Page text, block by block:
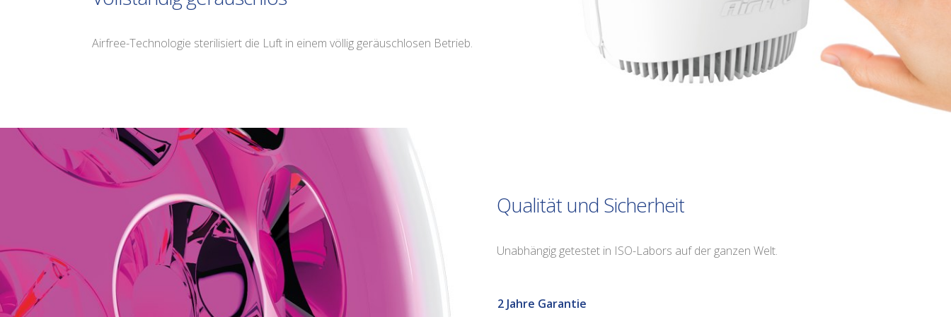
Airfree-Technologie sterilisiert die Luft in einem völlig geräuschlosen Betrieb.
Qualität und Sicherheit
Unabhängig getestet in ISO-Labors auf der ganzen Welt.
2 Jahre Garantie